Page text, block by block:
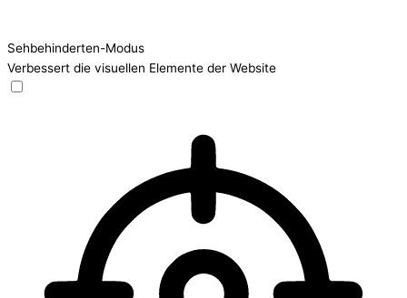
Sehbehinderten-Modus
Verbessert die visuellen Elemente der Website